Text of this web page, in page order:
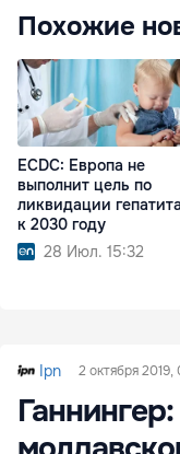
Похожие
ECDC: Европа не
выполнит цель по
ликвидации гепатита
к 2030 году
28 Июл. 15:32
Ipn 2 октября 2019,